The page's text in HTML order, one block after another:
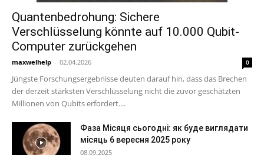
Quantenbedrohung: Sichere
Verschlüsselung könnte auf 10.000 Qubit-
Computer zurückgehen
maxwelhelp - 02.04.2026 0
Jüngste Forschungsergebnisse deuten darauf hin, dass das Brechen
der derzeit stärksten Verschlüsselung nicht die zuvor geschätzten
Millionen von Qubits erfordert....
Фаза Місяця сьогодні: як буде виглядати
місяць 6 вересня 2025 року
08.09.2025